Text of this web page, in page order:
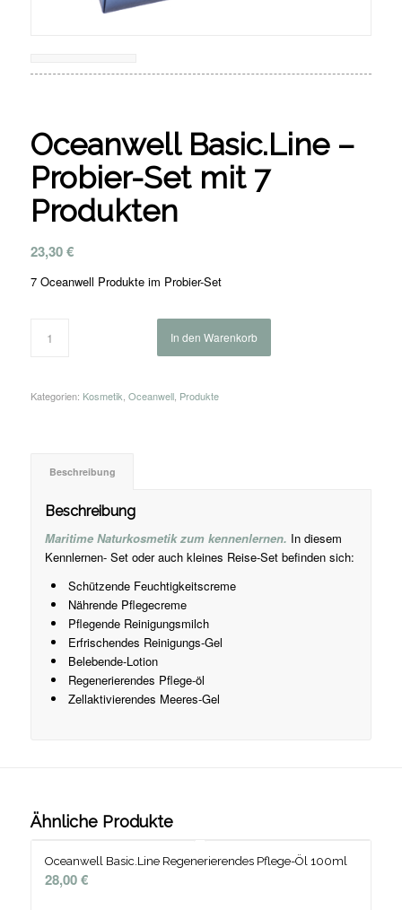
Oceanwell Basic.Line –
Probier-Set mit 7
Produkten
23,30€
7 Oceanwell Produkte im Probier-Set
In den Warenkorb
Kategorien: Kosmetik, Oceanwell, Produkte
Beschreibung
Beschreibung
Maritime Naturkosmetik zum kennenlernen. In diesem
Kennlernen- Set oder auch kleines Reise-Set befinden sich:
Schützende Feuchtigkeitscreme
Nährende Pflegecreme
Pflegende Reinigungsmilch
Erfrischendes Reinigungs-Gel
Belebende-Lotion
Regenerierendes Pflege-öl
Zellaktivierendes Meeres-Gel
Ähnliche Produkte
Oceanwell Basic.Line Regenerierendes Pflege-Öl 100ml
28,00€